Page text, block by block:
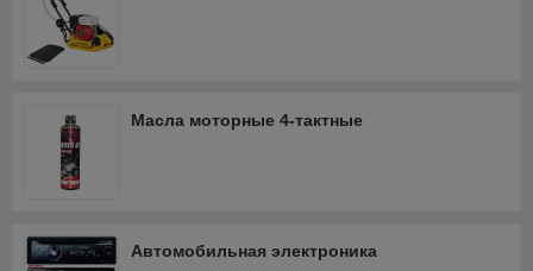
Масла моторные 4-тактные
Автомобильная электроника